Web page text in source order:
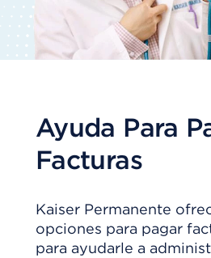
Ayuda Para
Facturas
Kaiser Permanente
opciones para pagar
para ayudarle a